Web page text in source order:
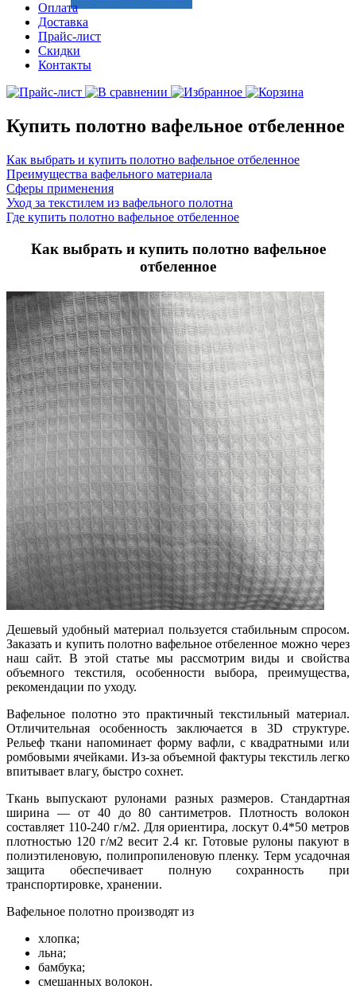
Оплата
Доставка
Прайс-лист
Скидки
Контакты
Купить полотно вафельное отбеленное
Как выбрать и купить полотно вафельное отбеленное
Преимущества вафельного материала
Сферы применения
Уход за текстилем из вафельного полотна
Где купить полотно вафельное отбеленное
Как выбрать и купить полотно вафельное
отбеленное
Дешевый удобный материал пользуется стабильным спросом.
Заказать и купить полотно вафельное отбеленное можно через
наш сайт. В этой статье мы рассмотрим виды и свойства
объемного текстиля, особенности выбора, преимущества,
рекомендации по уходу.
Вафельное полотно это практичный текстильный материал.
Отличительная особенность заключается в 3D структуре.
Рельеф ткани напоминает форму вафли, с квадратными или
ромбовыми ячейками. Из-за объемной фактуры текстиль легко
впитывает влагу, быстро сохнет.
Ткань выпускают рулонами разных размеров. Стандартная
ширина — от 40 до 80 сантиметров. Плотность волокон
составляет 110-240 г/м2. Для ориентира, лоскут 0.4*50 метров
плотностью 120 г/м2 весит 2.4 кг. Готовые рулоны пакуют в
полиэтиленовую, полипропиленовую пленку. Терм усадочная
защита обеспечивает полную сохранность при
транспортировке, хранении.
Вафельное полотно производят из
хлопка;
льна;
бамбука;
смешанных волокон.